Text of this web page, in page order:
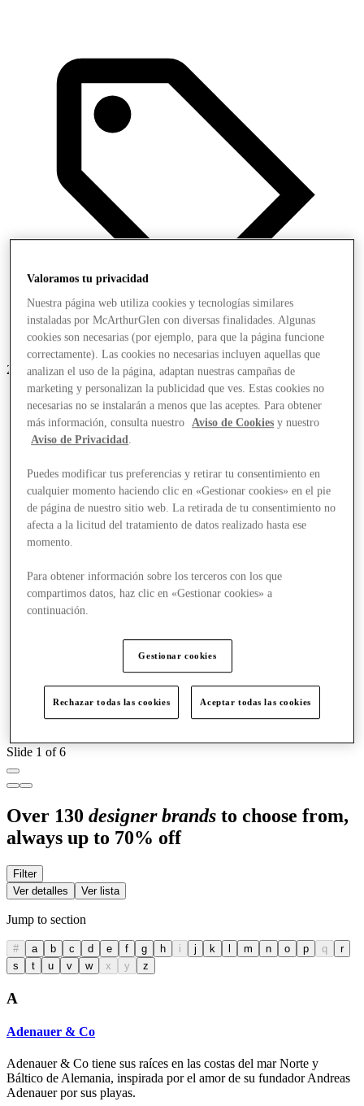
2 ofertas más
Slide 1 of 6
Over 130 designer brands to choose from,
always up to 70% off
Filter
Ver detalles
Ver lista
Jump to section
# a b c d e f g h i j k m n o p q
r
s
t u v w x y z
A
Adenauer & Co
Adenauer & Co tiene sus raíces en las costas del mar Norte y
Báltico de Alemania, inspirada por el amor de su fundador Andreas
Adenauer por sus playas.
Valoramos tu privacidad
Nuestra página web utiliza cookies y tecnologías similares
instaladas por McArthurGlen con diversas finalidades. Algunas
cookies son necesarias (por ejemplo, para que la página funcione
correctamente). Las cookies no necesarias incluyen aquellas que
analizan el uso de la página, adaptan nuestras campañas de
marketing y personalizan la publicidad que ves. Estas cookies no
necesarias no se instalarán a menos que las aceptes. Para obtener
más información, consulta nuestro
Aviso de Cookies y nuestro
Aviso de Privacidad.
Puedes modificar tus preferencias y retirar tu consentimiento en
cualquier momento haciendo clic en «Gestionar cookies» en el pie
de página de nuestro sitio web. La retirada de tu consentimiento no
afecta a la licitud del tratamiento de datos realizado hasta ese
momento.
Para obtener información sobre los terceros con los que
compartimos datos, haz clic en «Gestionar cookies» a
continuación.
Gestionar cookies
Rechazar todas las cookies Aceptar todas las cookies